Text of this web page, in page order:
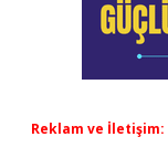
Reklam ve İletişim: